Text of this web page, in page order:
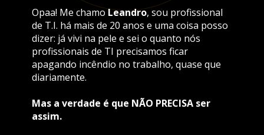
Opaa! Me chamo Leandro, sou profissional
de T.I. há mais de 20 anos e uma coisa posso
dizer: já vivi na pele e sei o quanto nós
profissionais de TI precisamos ficar
apagando incêndio no trabalho, quase que
diariamente.
Mas a verdade é que NÃO PRECISA ser
assim.